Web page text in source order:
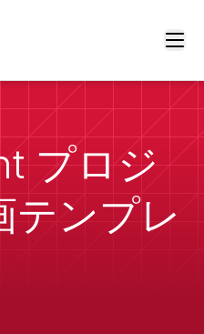
プロジ
テンプレ